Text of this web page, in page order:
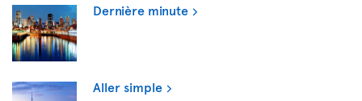
Dernière minute
Aller simple